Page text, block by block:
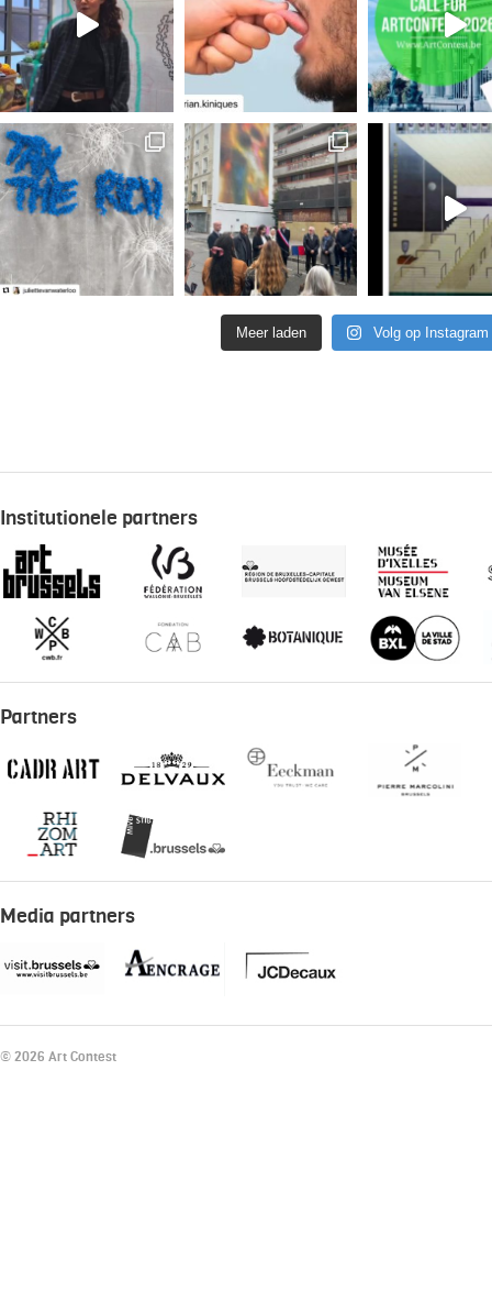
Meer laden Volg op Instagram
Institutionele partners
Partners
Media partners
© 2026 Art Contest